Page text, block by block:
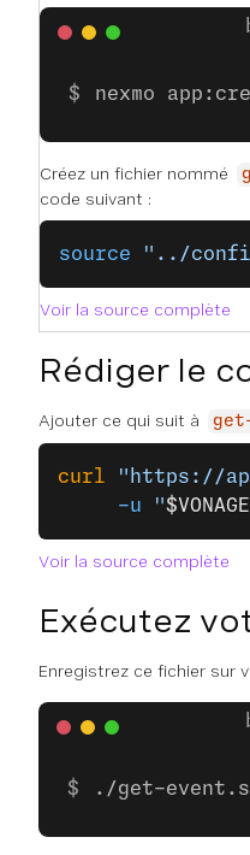
nexmo
Créez un fichier nommé
code suivant :
source "../
Voir la source complète
Rédiger le
Ajouter ce qui suit à
curl "https://
     -u
"
Voir la source complète
Exécutez
Enregistrez ce fichier sur
./get-